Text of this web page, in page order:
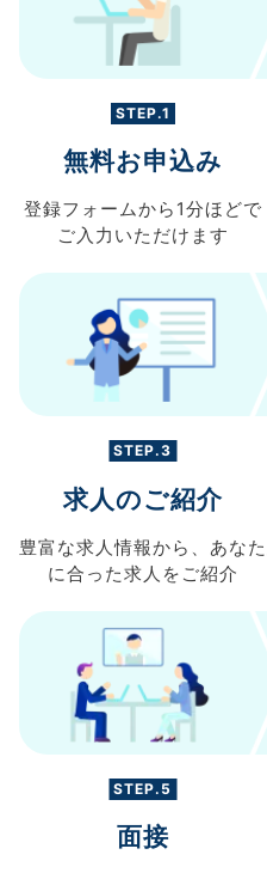
STEP.1
無料お申込み
登録フォームから 1分ほどで
ご入力 いただけます
STEP.3
求人のご紹介
豊富な求人情報から、 あなた
に合った求人を ご紹介
STEP.5
面接